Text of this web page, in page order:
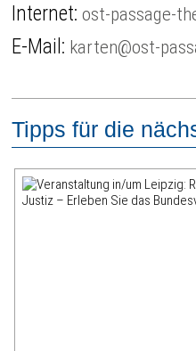
Internet:ost-passage-
E-Mail: karten@ost-
Tipps für die